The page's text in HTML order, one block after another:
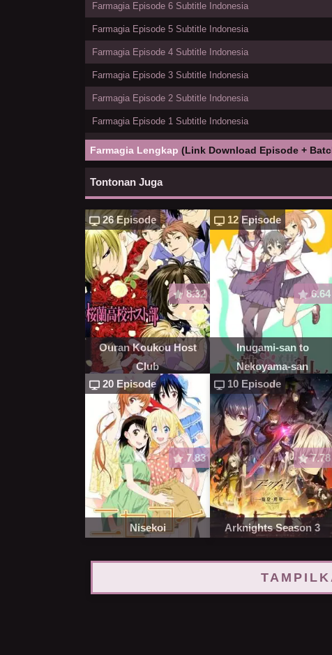
Farmagia Episode 6 Subtitle Indonesia
Farmagia Episode 5 Subtitle Indonesia
Farmagia Episode 4 Subtitle Indonesia
Farmagia Episode 3 Subtitle Indonesia
Farmagia Episode 2 Subtitle Indonesia
Farmagia Episode 1 Subtitle Indonesia
Farmagia Lengkap (Link Download Episode +
Tontonan Juga
26 Episode
8.32
Ouran Koukou Host
Club
12 Episode
6.64
Inugami-san to
Nekoyama-san
20 Episode
7.83
Nisekoi
10 Episode
7.78
Arknights Season 3